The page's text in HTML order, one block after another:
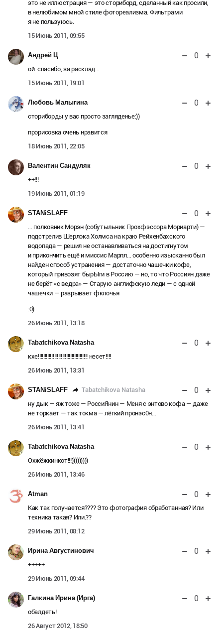
это не иллюстрация — это сториборд, сделанный как просили,
в нелюбимом мной стиле фотореализма. Фильтрами
я не пользуюсь.
15 Июнь 2011, 09:55
Андрей Ц 0
ой. спасибо, за расклад…
15 Июнь 2011, 19:01
Любовь Малыгина 0
сториборды у вас просто загляденье:))
прорисовка очень нравится
18 Июнь 2011, 22:05
Валентин Сандуляк 0
++!!!
19 Июнь 2011, 01:19
STANiSLAFF 0
… полковник Морэн (собутыльник Прохфэссора Мориарти) —
подстрелив Шерлока Холмса на краю Рейхенбахского
водопада — решил не останавливаться на достигнутом
и прикончить ещё и миссис Марпл… особенно изысканно был
найден способ устранения — достаточно чашечки кофе,
который привозят бырЫги в Россию — но, то что Россиян даже
не берёт «с ведра» — Старую англифскую леди — с одной
чашечки — разрывает фклочья
:0)
26 Июнь 2011, 13:18
Tabatchikova Natasha 0
кхе!!!!!!!!!!!!!!!!!!!!!!!!!!!!!!!!!!!!! несет!!!!
26 Июнь 2011, 13:31
STANiSLAFF Tabatchikova Natasha 0
ну дык — яж тоже — РоссиЯнин — Меня с энтово кофа — даже
не торкает — так токма — лёгкий пронэс0н…
26 Июнь 2011, 13:41
Tabatchikova Natasha 0
Охжёжкинкот!!!)))))))))
26 Июнь 2011, 13:46
Atman 0
Как так получается???? Это фотография обработанная? Или
техника такая? Или.??
29 Июнь 2011, 08:12
Ирина Августинович 0
+++++
29 Июнь 2011, 09:44
Галкина Ирина (Ирга) 0
обалдеть!
26 Август 2012, 18:50